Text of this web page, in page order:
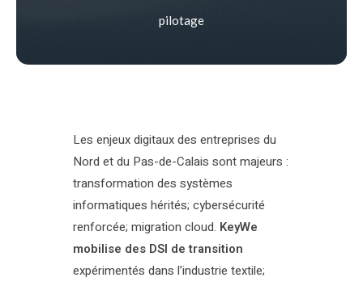
pilotage
Les enjeux digitaux des entreprises du
Nord et du Pas-de-Calais sont majeurs :
transformation des systèmes
informatiques hérités; cybersécurité
renforcée; migration cloud. KeyWe
mobilise des DSI de transition
expérimentés dans l’industrie textile;